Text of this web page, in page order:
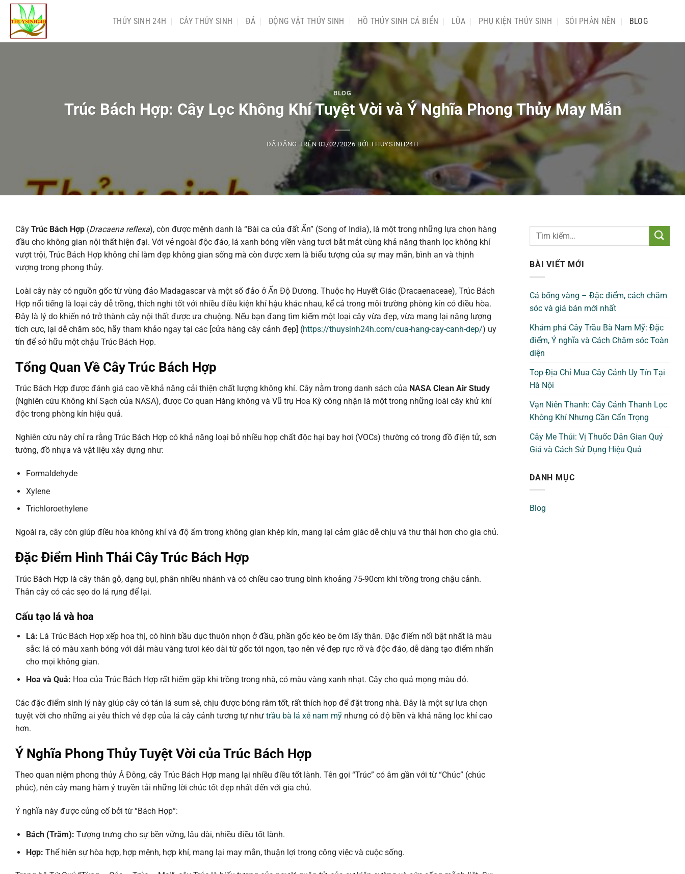
Chuyển
đến
dung
THỦY SINH 24H CÂY THỦY SINH ĐÁ ĐỘNG VẬT THỦY SINH HỒ THỦY SINH CÁ BIỂN LŨA PHỤ KIỆN THỦY SINH SỎI PHÂN NỀN BLOG
BLOG
Trúc Bách Hợp: Cây Lọc Không Khí Tuyệt Vời và Ý Nghĩa Phong Thủy May Mắn
ĐÃ ĐĂNG TRÊN 03/02/2026 BỞITHUYSINH24H
Cây Trúc Bách Hợp (Dracaena reflexa), còn được mệnh danh là “Bài ca của đất Ấn” (Song of India), là một trong những lựa chọn hàng
đầu cho không gian nội thất hiện đại. Với vẻ ngoài độc đáo, lá xanh bóng viền vàng tươi bắt mắt cùng khả năng thanh lọc không khí
vượt trội, Trúc Bách Hợp không chỉ làm đẹp không gian sống mà còn được xem là biểu tượng của sự may mắn, bình an và thịnh
vượng trong phong thủy.
Loài cây này có nguồn gốc từ vùng đảo Madagascar và một số đảo ở Ấn Độ Dương. Thuộc họ Huyết Giác (Dracaenaceae), Trúc Bách
Hợp nổi tiếng là loại cây dễ trồng, thích nghi tốt với nhiều điều kiện khí hậu khác nhau, kể cả trong môi trường phòng kín có điều hòa.
Đây là lý do khiến nó trở thành cây nội thất được ưa chuộng. Nếu bạn đang tìm kiếm một loại cây vừa đẹp, vừa mang lại năng lượng
tích cực, lại dễ chăm sóc, hãy tham khảo ngay tại các [cửa hàng cây cảnh đẹp] (https://thuysinh24h.com/cua-hang-cay-canh-dep/) uy
tín để sở hữu một chậu Trúc Bách Hợp.
Tổng Quan Về Cây Trúc Bách Hợp
Trúc Bách Hợp được đánh giá cao về khả năng cải thiện chất lượng không khí. Cây nằm trong danh sách của NASA Clean Air Study
(Nghiên cứu Không khí Sạch của NASA), được Cơ quan Hàng không và Vũ trụ Hoa Kỳ công nhận là một trong những loài cây khử khí
độc trong phòng kín hiệu quả.
Nghiên cứu này chỉ ra rằng Trúc Bách Hợp có khả năng loại bỏ nhiều hợp chất độc hại bay hơi (VOCs) thường có trong đồ điện tử, sơn
tường, đồ nhựa và vật liệu xây dựng như:
Formaldehyde
Xylene
Trichloroethylene
Ngoài ra, cây còn giúp điều hòa không khí và độ ẩm trong không gian khép kín, mang lại cảm giác dễ chịu và thư thái hơn cho gia chủ.
Đặc Điểm Hình Thái Cây Trúc Bách Hợp
Trúc Bách Hợp là cây thân gỗ, dạng bụi, phân nhiều nhánh và có chiều cao trung bình khoảng 75-90cm khi trồng trong chậu cảnh.
Thân cây có các sẹo do lá rụng để lại.
Cấu tạo lá và hoa
Lá: Lá Trúc Bách Hợp xếp hoa thị, có hình bầu dục thuôn nhọn ở đầu, phần gốc kéo bẹ ôm lấy thân. Đặc điểm nổi bật nhất là màu
sắc: lá có màu xanh bóng với dải màu vàng tươi kéo dài từ gốc tới ngọn, tạo nên vẻ đẹp rực rỡ và độc đáo, dễ dàng tạo điểm nhấn
cho mọi không gian.
Hoa và Quả: Hoa của Trúc Bách Hợp rất hiếm gặp khi trồng trong nhà, có màu vàng xanh nhạt. Cây cho quả mọng màu đỏ.
Các đặc điểm sinh lý này giúp cây có tán lá sum sê, chịu được bóng râm tốt, rất thích hợp để đặt trong nhà. Đây là một sự lựa chọn
tuyệt vời cho những ai yêu thích vẻ đẹp của lá cây cảnh tương tự như trầu bà lá xẻ nam mỹ nhưng có độ bền và khả năng lọc khí cao
hơn.
Ý Nghĩa Phong Thủy Tuyệt Vời của Trúc Bách Hợp
Theo quan niệm phong thủy Á Đông, cây Trúc Bách Hợp mang lại nhiều điều tốt lành. Tên gọi “Trúc” có âm gần với từ “Chúc” (chúc
phúc), nên cây mang hàm ý truyền tải những lời chúc tốt đẹp nhất đến với gia chủ.
Ý nghĩa này được củng cố bởi từ “Bách Hợp”:
Bách (Trăm): Tượng trưng cho sự bền vững, lâu dài, nhiều điều tốt lành.
Hợp: Thể hiện sự hòa hợp, hợp mệnh, hợp khí, mang lại may mắn, thuận lợi trong công việc và cuộc sống.
BÀI VIẾT MỚI
Cá bống vàng – Đặc điểm, cách chăm
sóc và giá bán mới nhất
Khám phá Cây Trầu Bà Nam Mỹ: Đặc
điểm, Ý nghĩa và Cách Chăm sóc Toàn
diện
Top Địa Chỉ Mua Cây Cảnh Uy Tín Tại
Hà Nội
Vạn Niên Thanh: Cây Cảnh Thanh Lọc
Không Khí Nhưng Cần Cẩn Trọng
Cây Me Thúi: Vị Thuốc Dân Gian Quý
Giá và Cách Sử Dụng Hiệu Quả
DANH MỤC
Blog